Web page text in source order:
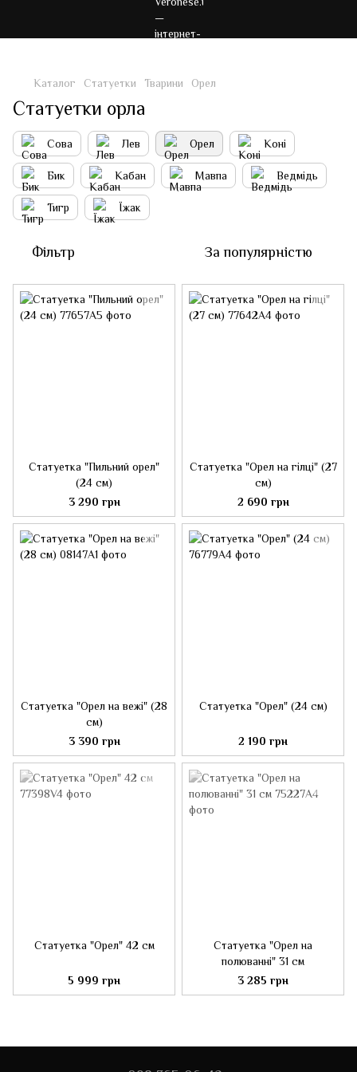
Каталог Статуетки Тварини Орел
Статуетки орла
Сова Лев Орел Коні
Бик Кабан Мавпа Ведмідь
Тигр Їжак
Фільтр За популярністю
Статуетка "Пильний орел"
(24 см)
3 290 грн
Статуетка "Орел на гілці" (27
см)
2 690 грн
Статуетка "Орел на вежі" (28
см)
3 390 грн
Статуетка "Орел" (24 см)
2 190 грн
Статуетка "Орел" 42 см
5 999 грн
Статуетка "Орел на
полюванні" 31 см
3 285 грн